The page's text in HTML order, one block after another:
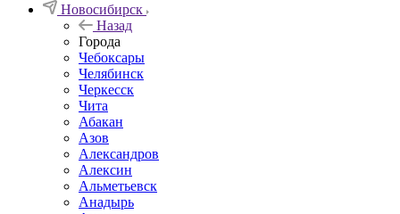
Новосибирск
Назад
Города
Чебоксары
Челябинск
Черкесск
Чита
Абакан
Азов
Александров
Алексин
Альметьевск
Анадырь